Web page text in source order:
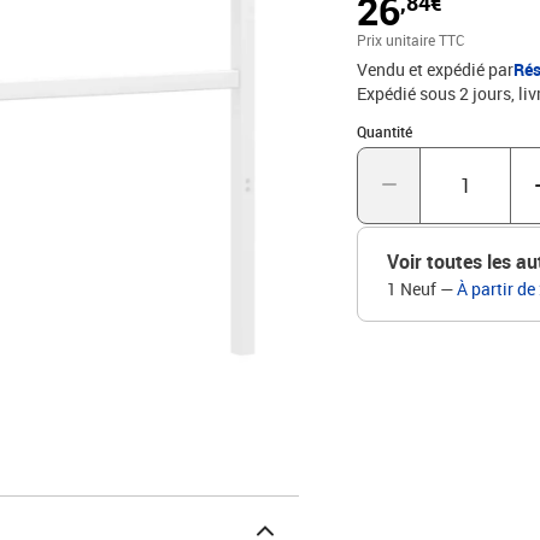
la stabilité.Excellent
vous vous asseyez
cadre de lit et le
carrés conviennent
blancMatériau :
matelas compatible :
M6 pour l’installation
Prix unitaire TTC
Vendu et expédié par
Expédié sous 2 jours
Quantité
Quantité : 1
Voir toutes les
1 Neuf —À partir de